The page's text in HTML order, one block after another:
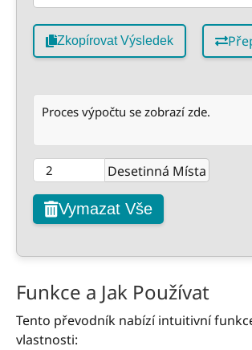
Zkopírovat Výsledek
Proces výpočtu se zobrazí zde.
Desetinná Místa
Vymazat Vše
Funkce a Jak Používat
Tento převodník nabízí intuitivní
vlastnosti: